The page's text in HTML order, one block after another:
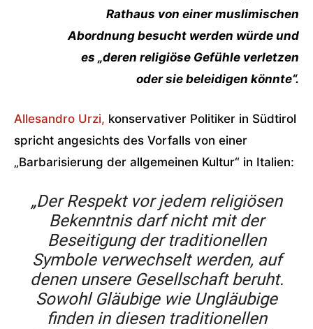
Rathaus von einer muslimischen
Abordnung besucht werden würde und
es „deren religiöse Gefühle verletzen
oder sie beleidigen könnte“.
Allesandro Urzi, konservativer Politiker in Südtirol
spricht angesichts des Vorfalls von einer
„Barbarisierung der allgemeinen Kultur“ in Italien:
„Der Respekt vor jedem religiösen
Bekenntnis darf nicht mit der
Beseitigung der traditionellen
Symbole verwechselt werden, auf
denen unsere Gesellschaft beruht.
Sowohl Gläubige wie Ungläubige
finden in diesen traditionellen